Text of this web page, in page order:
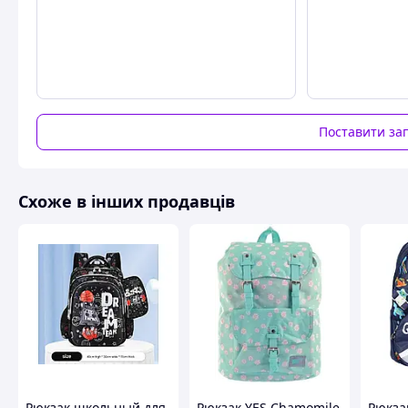
школярів виконаний із водовідштовхувальної тканини
Рюкзак для хлопчиків має три відділення:
•Переднє з місцем для зберігання блокнотів і
• Світловідбивні елементи спереду, ззаду та з боків
• Жорстке опускне дно всередині рюкзака
Також рюкзак для дітей 1-4 класів забезпечений:
• Якісними блискавками фірми SBS з надійною фурнітурою
• Посиленою ручкою зверху зі зручним захопленням
• Додатковими рядками прошиті всі місця з основними
Схожі товари за характеристиками
Поставити
Схоже в інших продавців